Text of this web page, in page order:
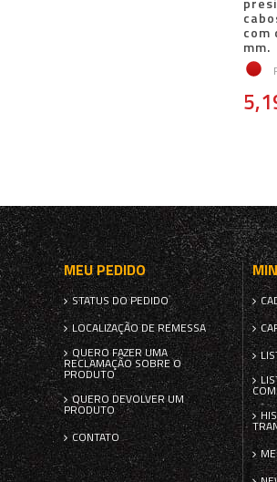
com
mm.
MEU PEDIDO
STATUS DO PEDIDO
LOCALIZAÇÃO DE REMESSA
QUERO FAZER UMA
RECLAMAÇÃO SOBRE O
PRODUTO
QUERO DEVOLVER UM
PRODUTO
CONTATO